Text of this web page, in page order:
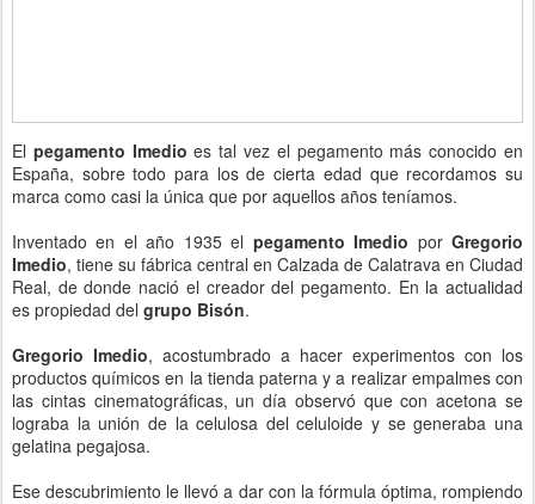
El pegamento Imedio es tal vez el pegamento más conocido en
España, sobre todo para los de cierta edad que recordamos su
marca como casi la única que por aquellos años teníamos.
Inventado en el año 1935 el pegamento Imedio porGregorio
Imedio, tiene su fábrica central en Calzada de Calatrava en Ciudad
Real, de donde nació el creador del pegamento. En la actualidad
es propiedad del grupo Bisón.
Gregorio Imedio, acostumbrado a hacer experimentos con los
productos químicos en la tienda paterna y a realizar empalmes con
las cintas cinematográficas, un día observó que con acetona se
lograba la unión de la celulosa del celuloide y se generaba una
gelatina pegajosa.
Ese descubrimiento le llevó a dar con la fórmula óptima, rompiendo